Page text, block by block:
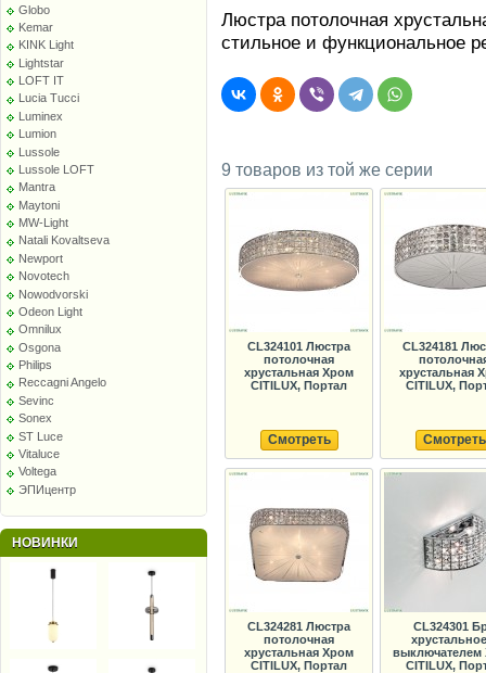
Globo
Kemar
KINK Light
Lightstar
LOFT IT
Lucia Tucci
Luminex
Lumion
Lussole
Lussole LOFT
Mantra
Maytoni
MW-Light
Natali Kovaltseva
Newport
Novotech
Nowodvorski
Odeon Light
Omnilux
Osgona
Philips
Reccagni Angelo
Sevinc
Sonex
ST Luce
Vitaluce
Voltega
ЭПИцентр
НОВИНКИ
Люстра потолочная
стильное и функциональное
9 товаров из той же серии
CL324101 Люстра
потолочная
хрустальная Хром
CITILUX, Портал
Смотреть
CL324181
хрустальная
CITILUX,
Смотреть
CL324281 Люстра
потолочная
хрустальная Хром
CITILUX, Портал
CL324301
выключателем
CITILUX,